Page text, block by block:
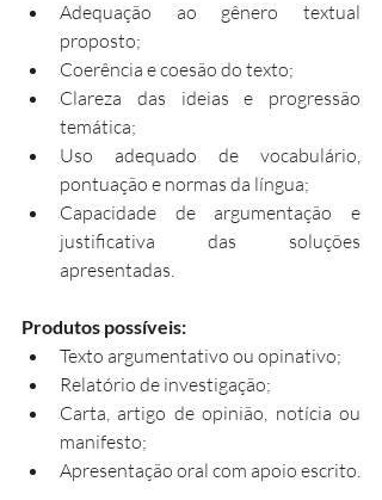
Adequação ao gênero textual
proposto;
Coerência e coesão do texto;
Clareza das ideias e progressão
temática;
Uso adequado de vocabulário,
pontuação e normas da língua;
Capacidade de argumentação e
justificativa das soluções
apresentadas.
Produtos possíveis:
Texto argumentativo ou opinativo;
Relatório de investigação;
Carta, artigo de opinião, notícia ou
manifesto;
Apresentação oral com apoio escrito.